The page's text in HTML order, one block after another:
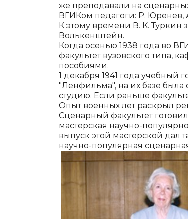
же преподавали на
ВГИКом педагоги: Р. Юренев,
К этому времени В. К. Туркин
Волькенштейн.
Когда осенью 1938 года во
факультет вузовского типа,
пособиями.
1 декабря 1941 года учебный
"Ленфильма", на их базе была
студию. Если раньше
Опыт военных лет раскрыл
Сценарный факультет
мастерская научно-
выпуск этой мастерской дал
научно-популярная